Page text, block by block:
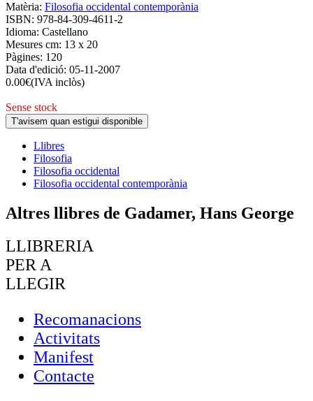
Matèria: Filosofia occidental contemporània
ISBN: 978-84-309-4611-2
Idioma: Castellano
Mesures cm: 13 x 20
Pàgines: 120
Data d'edició: 05-11-2007
0.00€(IVA inclòs)
Sense stock
T'avisem quan estigui disponible
Llibres
Filosofia
Filosofia occidental
Filosofia occidental contemporània
Altres llibres de Gadamer, Hans George
LLIBRERIA
PER A
LLEGIR
Recomanacions
Activitats
Manifest
Contacte